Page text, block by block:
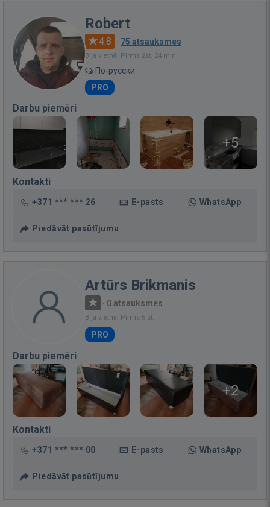
Robert
4.8 · 75 atsauksmes
Bija vietnē: Pirms 2st. 24 min.
По-русски
PRO
Darbu piemēri
+5
Kontakti
+371 *** *** 26 E-pasts WhatsApp
Piedāvāt pasūtījumu
Artūrs Brikmanis
· 0 atsauksmes
Bija vietnē: Pirms 6 st.
PRO
Darbu piemēri
+2
Kontakti
+371 *** *** 00 E-pasts WhatsApp
Piedāvāt pasūtījumu